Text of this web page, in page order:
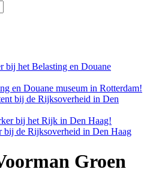
bij het Belasting en Douane
en Douane museum in Rotterdam!
bij de Rijksoverheid in Den
bij het Rijk in Den Haag!
bij de Rijksoverheid in Den Haag
Groen